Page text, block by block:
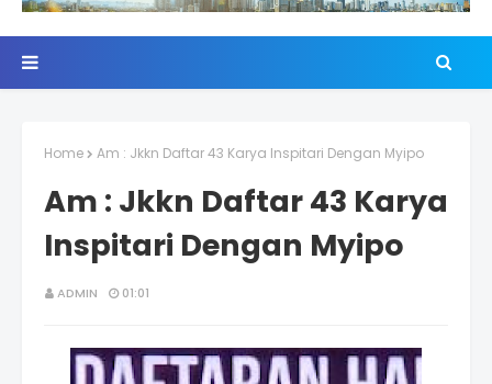
Home Am : Jkkn Daftar 43 Karya Inspitari Dengan Myipo
Am : Jkkn Daftar 43 Karya
Inspitari Dengan Myipo
ADMIN 01:01